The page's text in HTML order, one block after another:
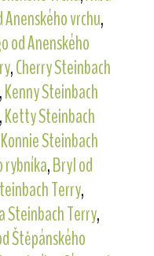
Anenského vrchu,
od Anenského
,Cherry Steinbach
Kenny Steinbach
Ketty Steinbach
Konnie Steinbach
rybníka,Bryl od
Terry,
Steinbach Terry,
Štěpánského